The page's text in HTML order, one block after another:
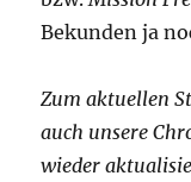
Bekunden ja
Zum aktuellen
auch unsere
wieder